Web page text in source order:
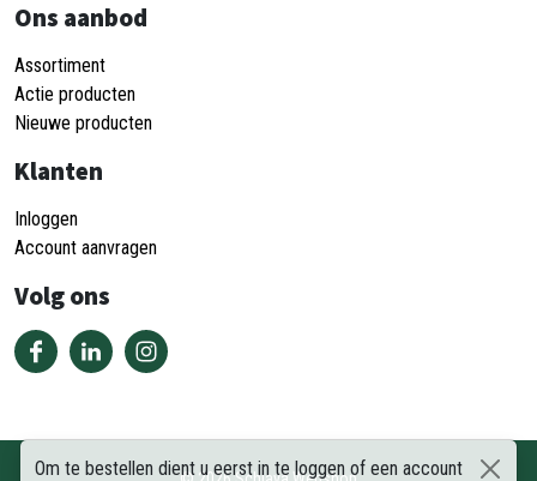
Om te bestellen dient u eerst in te loggen of een account
Ons aanbod
Assortiment
Actie producten
Nieuwe producten
Klanten
Inloggen
Account aanvragen
Volg ons